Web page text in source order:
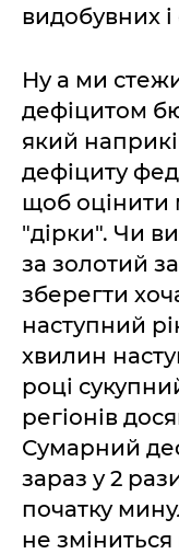
видобувних
Ну а ми
дефіцитом
який
дефіциту
щоб оцінити
"дірки". Чи
за золотий
зберегти
наступний
хвилин
році
регіонів
Сумарний
зараз у 2
початку
не